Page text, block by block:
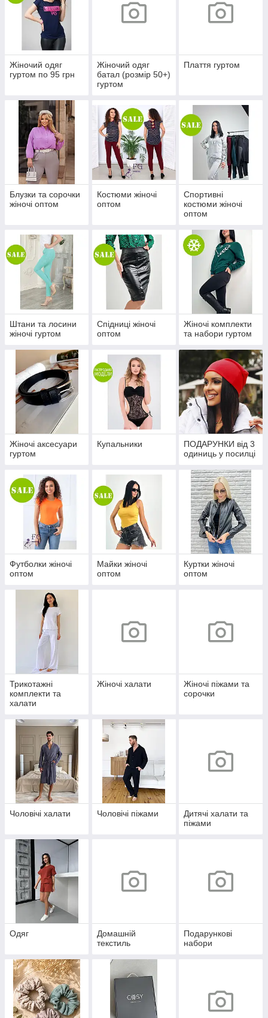
Жіночий одяг
гуртом по 95 грн
Жіночий одяг
батал (розмір 50+)
гуртом
Плаття гуртом
Блузки та сорочки
жіночі оптом
Костюми жіночі
оптом
Спортивні
костюми жіночі
оптом
Штани та лосини
жіночі гуртом
Спідниці жіночі
оптом
Жіночі комплекти
та набори гуртом
Жіночі аксесуари
гуртом
Купальники
ПОДАРУНКИ від 3
одиниць у посилці
Футболки жіночі
оптом
Майки жіночі
оптом
Куртки жіночі
оптом
Трикотажні
комплекти та
халати
Жіночі халати
Жіночі піжами та
сорочки
Чоловічі халати Чоловічі піжами
Дитячі халати та
піжами
Одяг
Домашній
текстиль
Подарункові
набори